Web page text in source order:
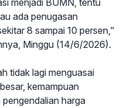
menjadi BUMN, tentu
ada penugasan
8 sampai 10 persen,"
Minggu (14/6/2026).
tidak lagi menguasai
kemampuan
harga